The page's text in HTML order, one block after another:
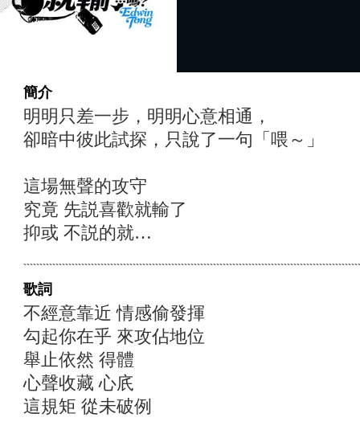
簡介
明明只差一步，明明心意相通，
卻暗中彼此試探，只說了一句「喂～」
這場無聲的攻守
究竟 先説喜歡就輸了
抑或 不説的就…
歌詞
不經意靠近 情感偷發揮
勾起你在乎 來攻佔地位
舉止依然 得體
心聲收藏 心㡳
這規矩 從未破例